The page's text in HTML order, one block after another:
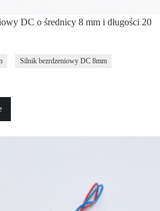
DC o średnicy 8 mm i długości 20
Silnik bezrdzeniowy DC 8mm